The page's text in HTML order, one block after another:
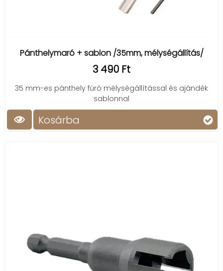
Pánthelymaró + sablon /35mm, mélységállítás/
3 490 Ft
35 mm-es pánthely fúró mélységállítással és ajándék
sablonnal
Kosárba